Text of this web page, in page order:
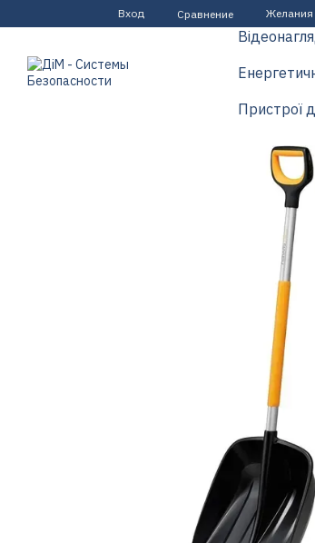
Перейти к основному контенту
Вход Сравнение Желания
Пристрої